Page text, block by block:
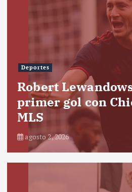
Deportes
Robert
primer gol con
MLS
agosto 2, 2026